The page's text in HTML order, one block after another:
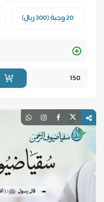
20 وجبة (300 ريال)
Quantity